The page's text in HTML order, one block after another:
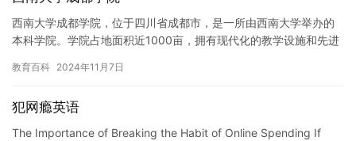
西南大学成都学院，位于四川省成都市，是一所由西南大学举办的
本科学院。学院占地面积近1000亩，拥有现代化的教学设施和先进
专…
教育百科 2024年11月7日
犯网瘾英语
The Importance of Breaking the Habit of Online Spending If